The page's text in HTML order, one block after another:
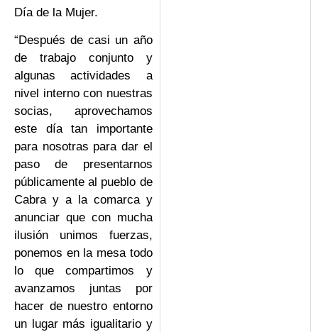
Día de la Mujer.
“Después de casi un año
de trabajo conjunto y
algunas actividades a
nivel interno con nuestras
socias, aprovechamos
este día tan importante
para nosotras para dar el
paso de presentarnos
públicamente al pueblo de
Cabra y a la comarca y
anunciar que con mucha
ilusión unimos fuerzas,
ponemos en la mesa todo
lo que compartimos y
avanzamos juntas por
hacer de nuestro entorno
un lugar más igualitario y